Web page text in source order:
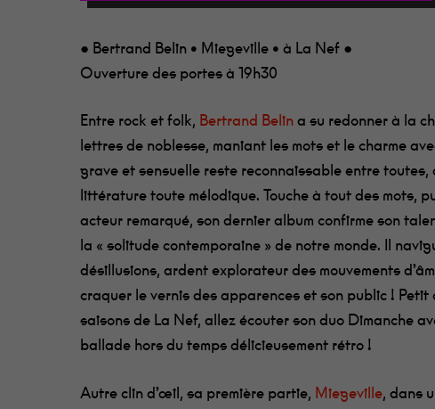
● Bertrand Belin • Miegeville • à La Nef ●
Ouverture des portes à 19h30
Entre rock et folk, Bertrand Belin a su redonner à la
lettres de noblesse, maniant les mots et le charme
grave et sensuelle reste reconnaissable entre toutes,
littérature toute mélodique. Touche à tout des mots,
acteur remarqué, son dernier album confirme son
la « solitude contemporaine » de notre monde. Il
désillusions, ardent explorateur des mouvements
craquer le vernis des apparences et son public ! Petit
saisons de La Nef, allez écouter son duo Dimanche
ballade hors du temps délicieusement rétro !
Autre clin d’œil, sa première partie, Miegeville, dans